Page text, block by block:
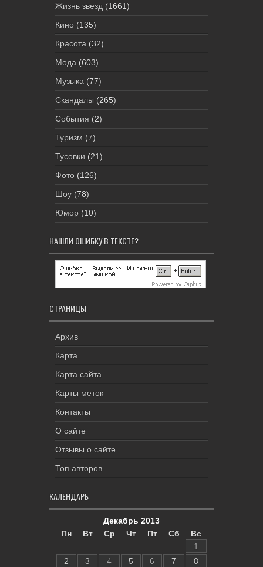
Жизнь звезд (1661)
Кино (135)
Красота (32)
Мода (603)
Музыка (77)
Скандалы (265)
События (2)
Туризм (7)
Тусовки (21)
Фото (126)
Шоу (78)
Юмор (10)
НАШЛИ ОШИБКУ В ТЕКСТЕ?
СТРАНИЦЫ
Архив
Карта
Карта сайта
Карты меток
Контакты
О сайте
Отзывы о сайте
Топ авторов
КАЛЕНДАРЬ
Декабрь 2013
Пн
Вт Ср Чт Пт Сб
Вс
1
2
3 4 5 6 7 8